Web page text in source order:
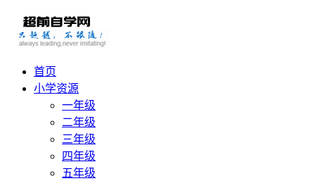
首页
小学资源
一年级
二年级
三年级
四年级
五年级